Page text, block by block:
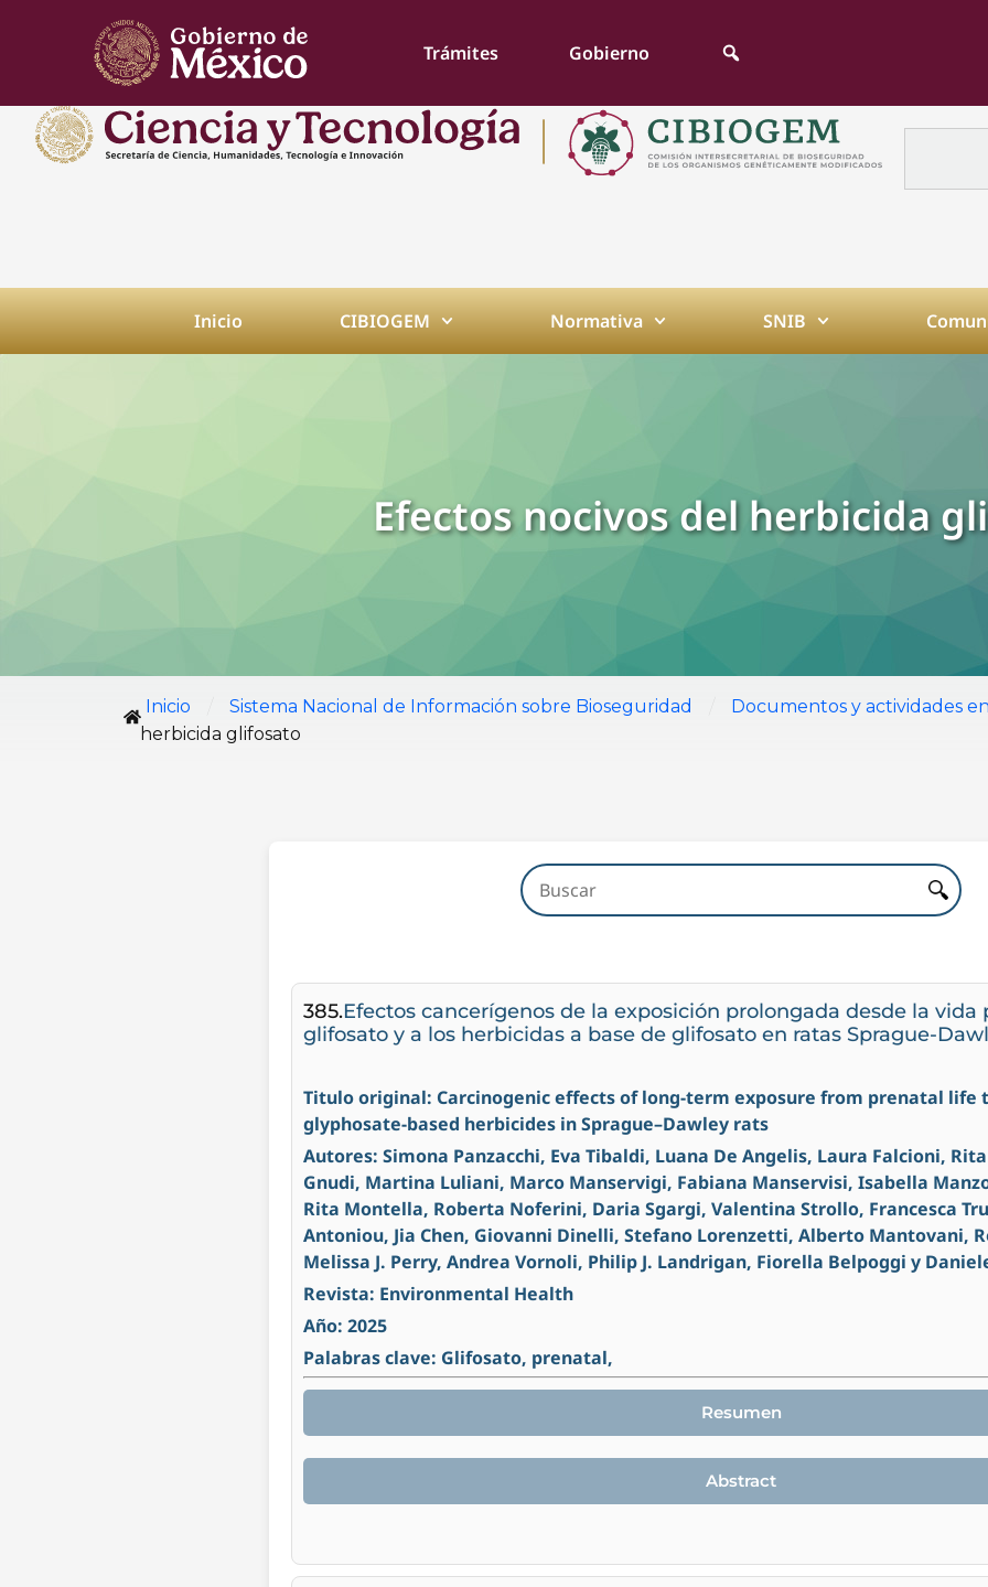
Trámites Gobierno
Inicio CIBIOGEM Normativa SNIB
Efectos nocivos del herbicida
Inicio Sistema Nacional de Información sobre Bioseguridad Documentos y actividades
herbicida glifosato
385.Efectos cancerígenos de la exposición prolongada desde la vida
glifosato y a los herbicidas a base de glifosato en ratas Sprague-
Titulo original: Carcinogenic effects of long-term exposure from prenatal life
glyphosate-based herbicides in Sprague–Dawley rats
Autores: Simona Panzacchi, Eva Tibaldi, Luana De Angelis, Laura Falcioni,
Gnudi, Martina Luliani, Marco Manservigi, Fabiana Manservisi, Isabella
Rita Montella, Roberta Noferini, Daria Sgargi, Valentina Strollo, Francesca
Antoniou, Jia Chen, Giovanni Dinelli, Stefano Lorenzetti, Alberto Mantovani,
Melissa J. Perry, Andrea Vornoli, Philip J. Landrigan, Fiorella Belpoggi y
Revista: Environmental Health
Año: 2025
Palabras clave: Glifosato, prenatal,
Resumen
Abstract